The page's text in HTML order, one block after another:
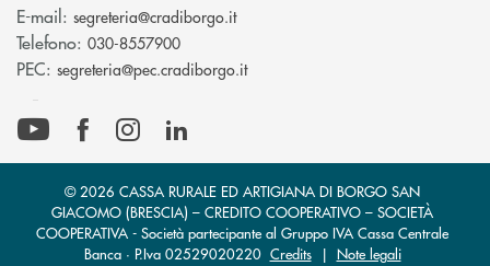
E-mail: segreteria@cradiborgo.it(si apre l’app di posta elettronica)
Telefono: 030-8557900
PEC: segreteria@pec.cradiborgo.it(si apre l’app di posta
© 2026 CASSA RURALE ED ARTIGIANA DI BORGO SAN
GIACOMO (BRESCIA) – CREDITO COOPERATIVO – SOCIETÀ
COOPERATIVA - Società partecipante al Gruppo IVA Cassa Centrale
Banca · P.Iva 02529020220 Credits| Note legali